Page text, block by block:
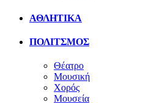
ΑΘΛΗΤΙΚΑ
ΠΟΛΙΤΣΜΟΣ
Θέατρο
Μουσική
Χορός
Μουσεία